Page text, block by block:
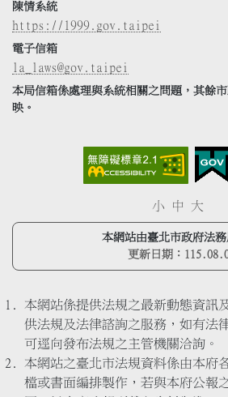
陳情系統
https://1999.gov.taipei
電子信箱
la_laws@gov.taipei
本局信箱係處理與系統相關之問題，其餘
映。
小 中 大
本網站由臺北市政府法
更新日期：
本網站係提供法規之最新動態資訊
供法規及法律諮詢之服務，如有法
可逕向發布法規之主管機關洽詢。
本網站之臺北市法規資料係由本府
檔或書面編排製作，若與本府公報